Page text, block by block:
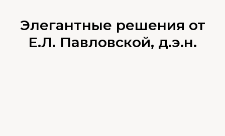
Элегантные решения от
Е.Л. Павловской, д.э.н.